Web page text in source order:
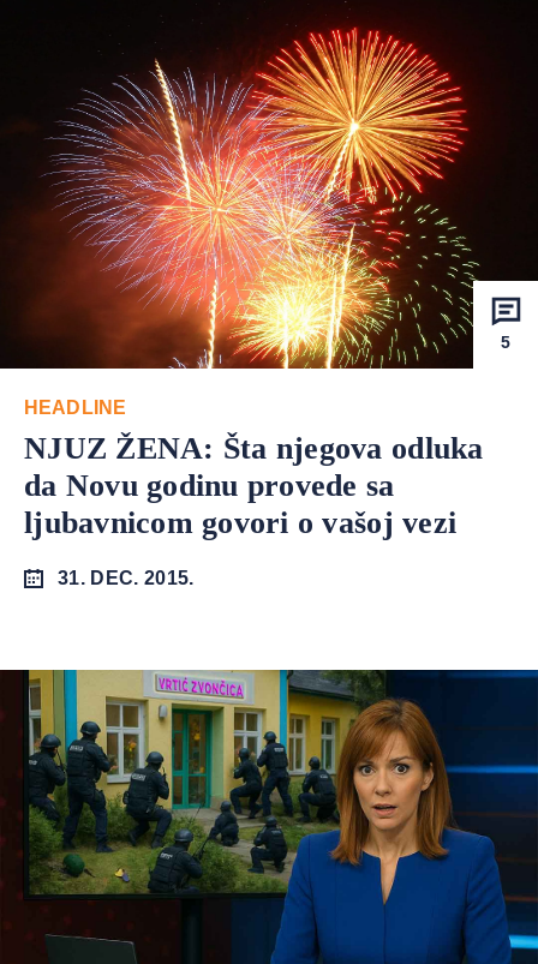
5
HEADLINE
NJUZ ŽENA: Šta njegova odluka
da Novu godinu provede sa
ljubavnicom govori o vašoj vezi
31. DEC. 2015.